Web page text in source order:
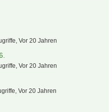
Vor 20 Jahren
Vor 20 Jahren
Vor 20 Jahren